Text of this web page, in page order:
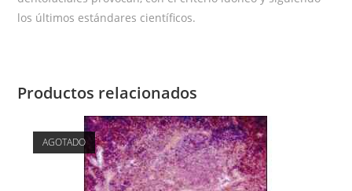
los últimos estándares científicos.
Productos relacionados
AGOTADO